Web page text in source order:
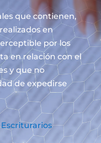
que contienen,
en
por los
en relación con el
y que no
de expedirse
Escriturarios